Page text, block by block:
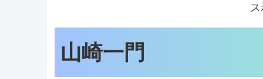
ス
山崎一門